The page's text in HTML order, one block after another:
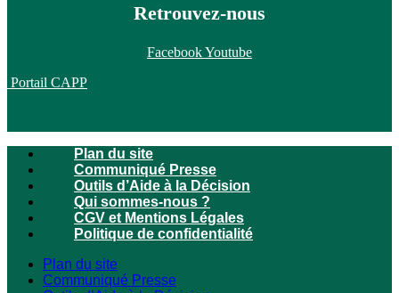
Retrouvez-nous
FacebookYoutube
Portail CAPP
Plan du site
Communiqué Presse
Outils d’Aide à la Décision
Qui sommes-nous ?
CGV et Mentions Légales
Politique de confidentialité
Plan du site
Communiqué Presse